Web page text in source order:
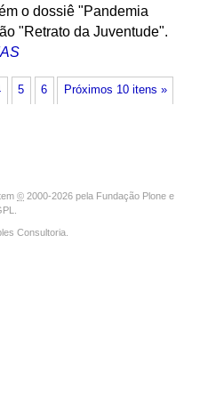
o dossiê "Pandemia
"Retrato da Juventude".
Próximos 10 itens »
5 6
© 2000-2026 pela Fundação Plone e
Consultoria